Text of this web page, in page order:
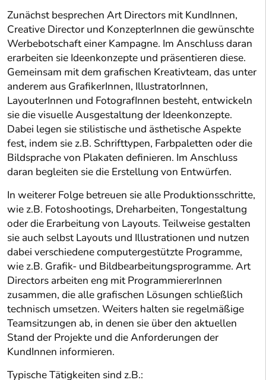
Zunächst besprechen Art Directors mit KundInnen,
Creative Director und KonzepterInnen die gewünschte
Werbebotschaft einer Kampagne. Im Anschluss daran
erarbeiten sie Ideenkonzepte und präsentieren diese.
Gemeinsam mit dem grafischen Kreativteam, das unter
anderem aus GrafikerInnen, IllustratorInnen,
LayouterInnen und FotografInnen besteht, entwickeln
sie die visuelle Ausgestaltung der Ideenkonzepte.
Dabei legen sie stilistische und ästhetische Aspekte
fest, indem sie z.B. Schrifttypen, Farbpaletten oder die
Bildsprache von Plakaten definieren. Im Anschluss
daran begleiten sie die Erstellung von Entwürfen.
In weiterer Folge betreuen sie alle Produktionsschritte,
wie z.B. Fotoshootings, Dreharbeiten, Tongestaltung
oder die Erarbeitung von Layouts. Teilweise gestalten
sie auch selbst Layouts und Illustrationen und nutzen
dabei verschiedene computergestützte Programme,
wie z.B. Grafik- und Bildbearbeitungsprogramme. Art
Directors arbeiten eng mit ProgrammiererInnen
zusammen, die alle grafischen Lösungen schließlich
technisch umsetzen. Weiters halten sie regelmäßige
Teamsitzungen ab, in denen sie über den aktuellen
Stand der Projekte und die Anforderungen der
KundInnen informieren.
Typische Tätigkeiten sind z.B.: